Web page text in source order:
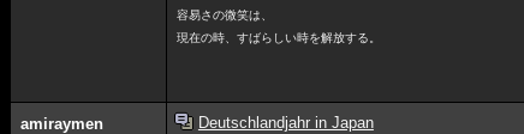
容易さの微笑は、
現在の時、すばらしい時を解放する。
amiraymen Deutschlandjahr in Japan